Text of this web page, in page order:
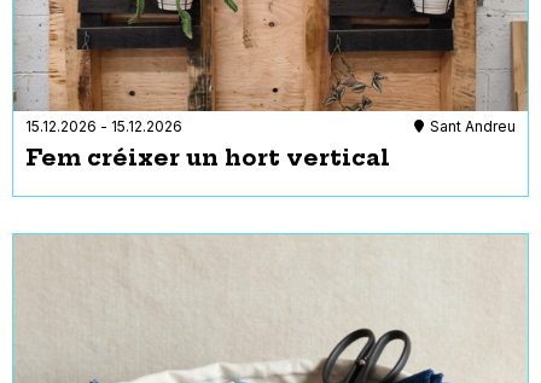
15.12.2026 - 15.12.2026 Sant Andreu
Fem créixer un hort vertical